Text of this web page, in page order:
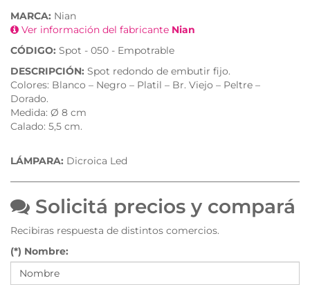
MARCA: Nian
Ver información del fabricante Nian
CÓDIGO: Spot - 050 - Empotrable
DESCRIPCIÓN: Spot redondo de embutir fijo.
Colores: Blanco – Negro – Platil – Br. Viejo – Peltre –
Dorado.
Medida: Ø 8 cm
Calado: 5,5 cm.
LÁMPARA: Dicroica Led
Solicitá precios y compará
Recibiras respuesta de distintos comercios.
(*) Nombre: